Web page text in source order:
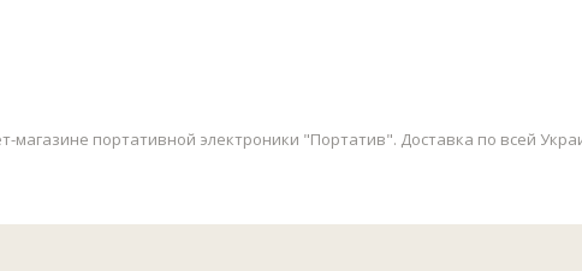
магазине портативной электроники "Портатив". Доставка по всей